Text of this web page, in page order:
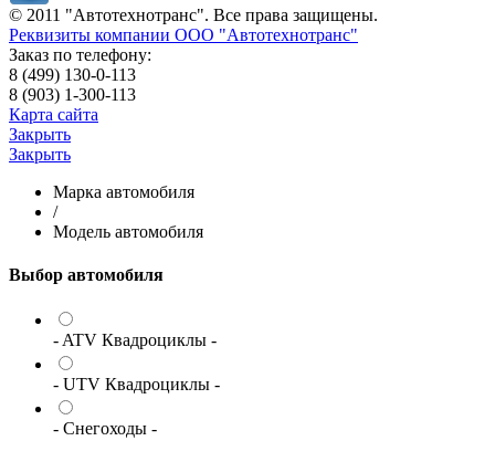
© 2011 "Автотехнотранс". Все права защищены.
Реквизиты компании ООО "Автотехнотранс"
Заказ по телефону:
8 (499) 130-0-113
8 (903) 1-300-113
Карта сайта
Закрыть
Закрыть
Марка автомобиля
/
Модель автомобиля
Выбор автомобиля
- ATV Квадроциклы -
- UTV Квадроциклы -
- Снегоходы -